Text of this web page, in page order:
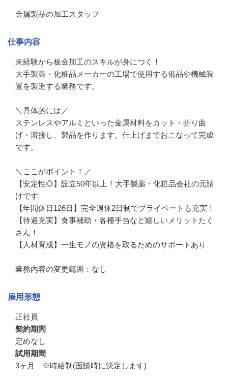
金属製品の加工スタッフ
仕事内容
未経験から板金加工のスキルが身につく！
大手製薬・化粧品メーカーの工場で使用する備品や機械装
置を製造する業務です。
＼具体的には／
ステンレスやアルミといった金属材料をカット・折り曲
げ・溶接し、製品を作ります。仕上げまでおこなって完成
です。
＼ここがポイント！／
【安定性◎】設立50年以上！大手製薬・化粧品会社の元請
けです
【年間休日126日】完全週休2日制でプライベートも充実！
【待遇充実】食事補助・各種手当など嬉しいメリットたく
さん！
【人材育成】一生モノの資格を取るためのサポートあり
業務内容の変更範囲：なし
雇用形態
正社員
契約期間
定めなし
試用期間
3ヶ月 ※時給制(面談時に決定します)